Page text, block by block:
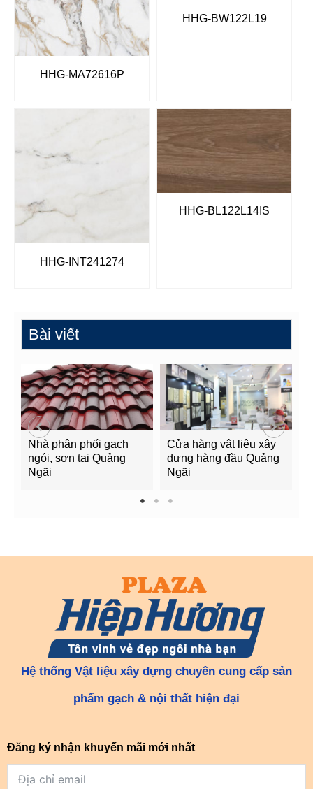
HHG-MA72616P
HHG-BW122L19
HHG-INT241274
HHG-BL122L14IS
Bài viết
Nhà phân phối gạch
ngói, sơn tại Quảng
Ngãi
Cửa hàng vật liệu xây
dựng hàng đầu Quảng
Ngãi
1 2 3
Hệ thống Vật liệu xây dựng chuyên cung cấp sản
phẩm gạch & nội thất hiện đại
Đăng ký nhận khuyến mãi mới nhất